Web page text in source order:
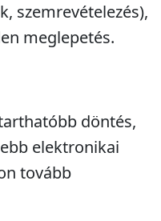
szemrevételezés),
meglepetés.
döntés,
elektronikai
tovább